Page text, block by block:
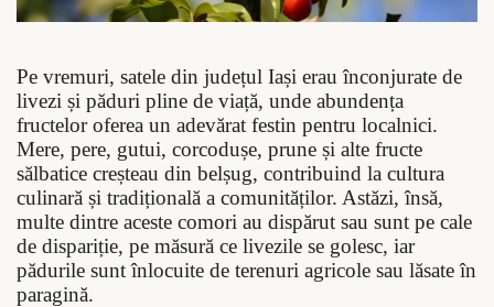
Pe vremuri, satele din județul Iași erau înconjurate de
livezi și păduri pline de viață, unde abundența
fructelor oferea un adevărat festin pentru localnici.
Mere, pere, gutui, corcodușe, prune și alte fructe
sălbatice creșteau din belșug, contribuind la cultura
culinară și tradițională a comunităților. Astăzi, însă,
multe dintre aceste comori au dispărut sau sunt pe cale
de dispariție, pe măsură ce livezile se golesc, iar
pădurile sunt înlocuite de terenuri agricole sau lăsate în
paragină.